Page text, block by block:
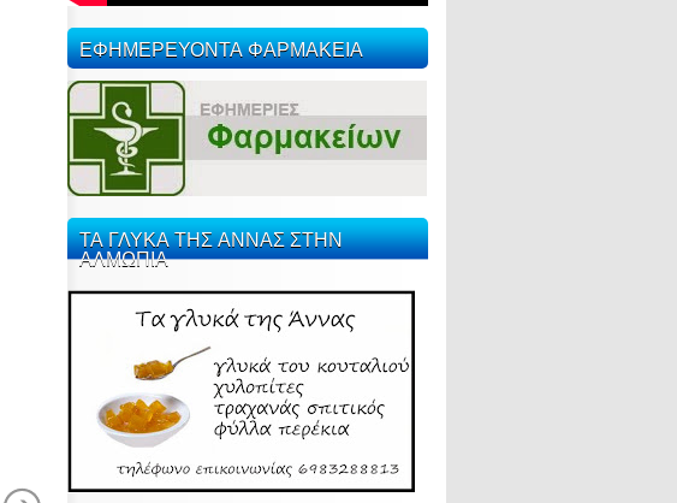
ΕΦΗΜΕΡΕΥΟΝΤΑ ΦΑΡΜΑΚΕΙΑ
ΤΑ ΓΛΥΚΑ ΤΗΣ ΑΝΝΑΣ ΣΤΗΝ
ΑΛΜΩΠΙΑ